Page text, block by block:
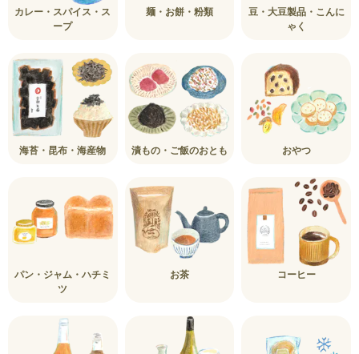
カレー・スパイス・ス
ープ
麺・お餅・粉類
豆・大豆製品・こんに
ゃく
海苔・昆布・海産物 漬もの・ご飯のおとも おやつ
パン・ジャム・ハチミ
ツ
お茶 コーヒー